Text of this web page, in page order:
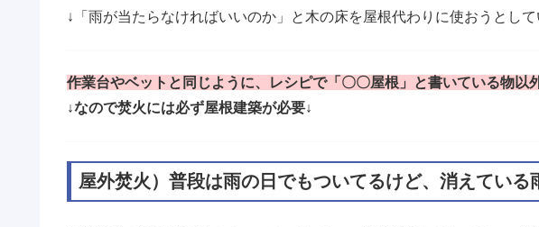
↓「雨が当たらなければいいのか」と木の床を屋根代わりに使おうとし
作業台やベットと同じように、レシピで「〇〇屋根」と書いている物以
↓なので焚火には必ず屋根建築が必要↓
屋外焚火）普段は雨の日でもついてるけど、消えている